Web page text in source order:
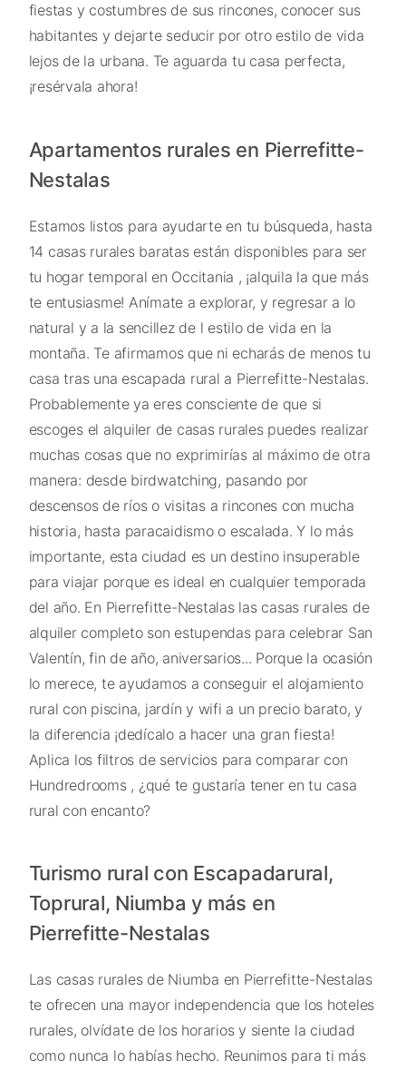
fiestas y costumbres de sus rincones, conocer sus
habitantes y dejarte seducir por otro estilo de vida
lejos de la urbana. Te aguarda tu casa perfecta,
¡resérvala ahora!
Apartamentos rurales en Pierrefitte-
Nestalas
Estamos listos para ayudarte en tu búsqueda, hasta
14 casas rurales baratas están disponibles para ser
tu hogar temporal en Occitania , ¡alquila la que más
te entusiasme! Anímate a explorar, y regresar a lo
natural y a la sencillez de l estilo de vida en la
montaña. Te afirmamos que ni echarás de menos tu
casa tras una escapada rural a Pierrefitte-Nestalas.
Probablemente ya eres consciente de que si
escoges el alquiler de casas rurales puedes realizar
muchas cosas que no exprimirías al máximo de otra
manera: desde birdwatching, pasando por
descensos de ríos o visitas a rincones con mucha
historia, hasta paracaidismo o escalada. Y lo más
importante, esta ciudad es un destino insuperable
para viajar porque es ideal en cualquier temporada
del año. En Pierrefitte-Nestalas las casas rurales de
alquiler completo son estupendas para celebrar San
Valentín, fin de año, aniversarios... Porque la ocasión
lo merece, te ayudamos a conseguir el alojamiento
rural con piscina, jardín y wifi a un precio barato, y
la diferencia ¡dedícalo a hacer una gran fiesta!
Aplica los filtros de servicios para comparar con
Hundredrooms , ¿qué te gustaría tener en tu casa
rural con encanto?
Turismo rural con Escapadarural,
Toprural, Niumba y más en
Pierrefitte-Nestalas
Las casas rurales de Niumba en Pierrefitte-Nestalas
te ofrecen una mayor independencia que los hoteles
rurales, olvídate de los horarios y siente la ciudad
como nunca lo habías hecho. Reunimos para ti más